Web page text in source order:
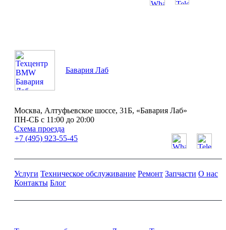
Бавария Лаб
Москва, Алтуфьевское шоссе, 31Б, «Бавария Лаб»
ПН-СБ с 11:00 до 20:00
Схема проезда
+7 (495) 923-55-45
Услуги Техническое обслуживание Ремонт Запчасти О нас
Контакты Блог